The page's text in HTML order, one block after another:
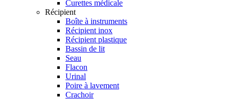
Curettes médicale
Récipient
Boîte à instruments
Récipient inox
Récipient plastique
Bassin de lit
Seau
Flacon
Urinal
Poire à lavement
Crachoir